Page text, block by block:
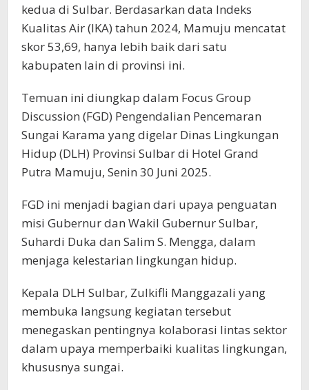
kedua di Sulbar. Berdasarkan data Indeks
Kualitas Air (IKA) tahun 2024, Mamuju mencatat
skor 53,69, hanya lebih baik dari satu
kabupaten lain di provinsi ini.
Temuan ini diungkap dalam Focus Group
Discussion (FGD) Pengendalian Pencemaran
Sungai Karama yang digelar Dinas Lingkungan
Hidup (DLH) Provinsi Sulbar di Hotel Grand
Putra Mamuju, Senin 30 Juni 2025.
FGD ini menjadi bagian dari upaya penguatan
misi Gubernur dan Wakil Gubernur Sulbar,
Suhardi Duka dan Salim S. Mengga, dalam
menjaga kelestarian lingkungan hidup.
Kepala DLH Sulbar, Zulkifli Manggazali yang
membuka langsung kegiatan tersebut
menegaskan pentingnya kolaborasi lintas sektor
dalam upaya memperbaiki kualitas lingkungan,
khususnya sungai.